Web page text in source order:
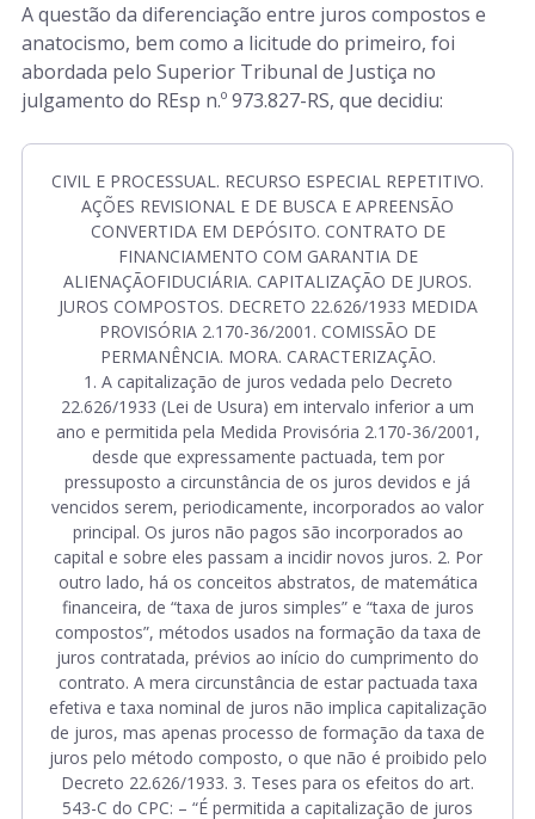
A questão da diferenciação entre juros compostos e
anatocismo, bem como a licitude do primeiro, foi
abordada pelo Superior Tribunal de Justiça no
julgamento do REsp n.º 973.827-RS, que decidiu:
CIVIL E PROCESSUAL. RECURSO ESPECIAL REPETITIVO.
AÇÕES REVISIONAL E DE BUSCA E APREENSÃO
CONVERTIDA EM DEPÓSITO. CONTRATO DE
FINANCIAMENTO COM GARANTIA DE
ALIENAÇÃOFIDUCIÁRIA. CAPITALIZAÇÃO DE JUROS.
JUROS COMPOSTOS. DECRETO 22.626/1933 MEDIDA
PROVISÓRIA 2.170-36/2001. COMISSÃO DE
PERMANÊNCIA. MORA. CARACTERIZAÇÃO.
1. A capitalização de juros vedada pelo Decreto
22.626/1933 (Lei de Usura) em intervalo inferior a um
ano e permitida pela Medida Provisória 2.170-36/2001,
desde que expressamente pactuada, tem por
pressuposto a circunstância de os juros devidos e já
vencidos serem, periodicamente, incorporados ao valor
principal. Os juros não pagos são incorporados ao
capital e sobre eles passam a incidir novos juros. 2. Por
outro lado, há os conceitos abstratos, de matemática
financeira, de “taxa de juros simples” e “taxa de juros
compostos”, métodos usados na formação da taxa de
juros contratada, prévios ao início do cumprimento do
contrato. A mera circunstância de estar pactuada taxa
efetiva e taxa nominal de juros não implica capitalização
de juros, mas apenas processo de formação da taxa de
juros pelo método composto, o que não é proibido pelo
Decreto 22.626/1933. 3. Teses para os efeitos do art.
543-C do CPC: – “É permitida a capitalização de juros